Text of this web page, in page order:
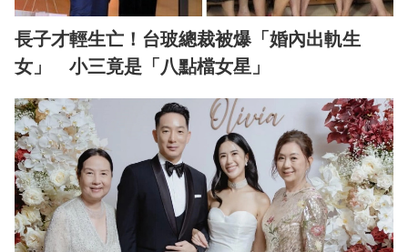
長子才輕生亡！台玻總裁被爆「婚內出軌生
女」 小三竟是「八點檔女星」